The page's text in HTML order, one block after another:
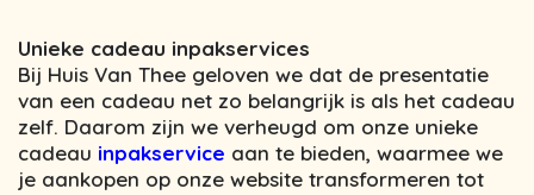
Unieke cadeau inpakservices
Bij Huis Van Thee geloven we dat de presentatie
van een cadeau net zo belangrijk is als het cadeau
zelf. Daarom zijn we verheugd om onze unieke
cadeau inpakservice aan te bieden, waarmee we
je aankopen op onze website transformeren tot